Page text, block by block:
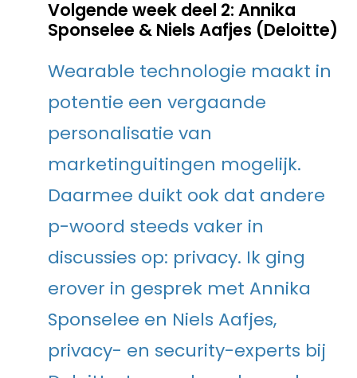
Volgende week deel 2: Annika
Sponselee & Niels Aafjes (Deloitte)
Wearable technologie maakt in
potentie een vergaande
personalisatie van
marketinguitingen mogelijk.
Daarmee duikt ook dat andere
p-woord steeds vaker in
discussies op: privacy. Ik ging
erover in gesprek met Annika
Sponselee en Niels Aafjes,
privacy- en security-experts bij